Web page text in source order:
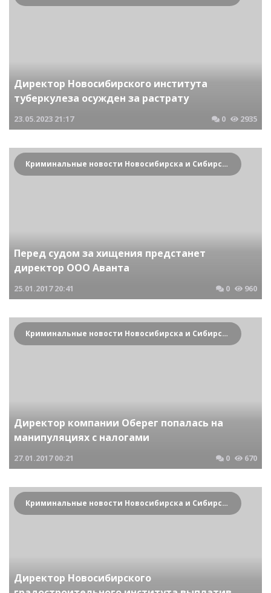
Директор Новосибирского института
туберкулеза осужден за растрату
23.05.2023 21:17 0 2935
Криминальные новости Новосибирска и Сибирского региона
Перед судом за хищения предстанет
директор ООО Аванта
25.01.2017 20:41 0 960
Криминальные новости Новосибирска и Сибирского региона
Директор компании Оберег попалась на
манипуляциях с налогами
27.01.2017 00:21 0 670
Криминальные новости Новосибирска и Сибирского региона
Директор Новосибирского